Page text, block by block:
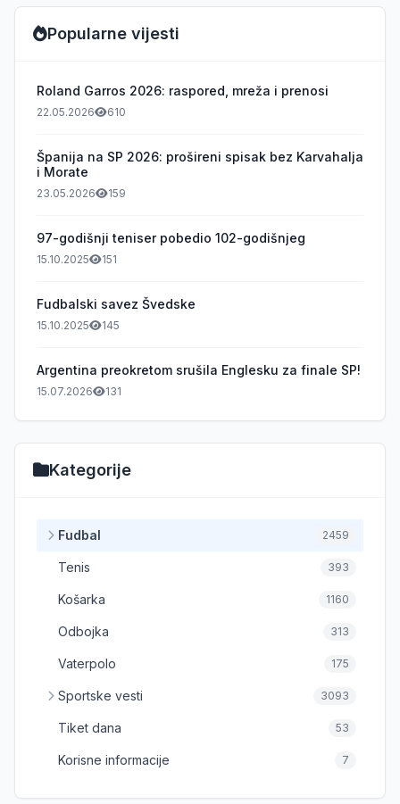
Popularne vijesti
Roland Garros 2026: raspored, mreža i prenosi
22.05.2026 610
Španija na SP 2026: prošireni spisak bez Karvahalja
i Morate
23.05.2026 159
97-godišnji teniser pobedio 102-godišnjeg
15.10.2025 151
Fudbalski savez Švedske
15.10.2025 145
Argentina preokretom srušila Englesku za finale SP!
15.07.2026 131
Kategorije
Fudbal 2459
Tenis 393
Košarka 1160
Odbojka 313
Vaterpolo 175
Sportske vesti 3093
Tiket dana 53
Korisne informacije 7